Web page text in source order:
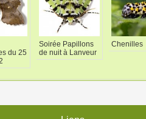
du 25
Soirée Papillons
de nuit à Lanveur
Chenilles